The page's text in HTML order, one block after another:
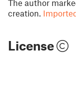
The author
creation.
License